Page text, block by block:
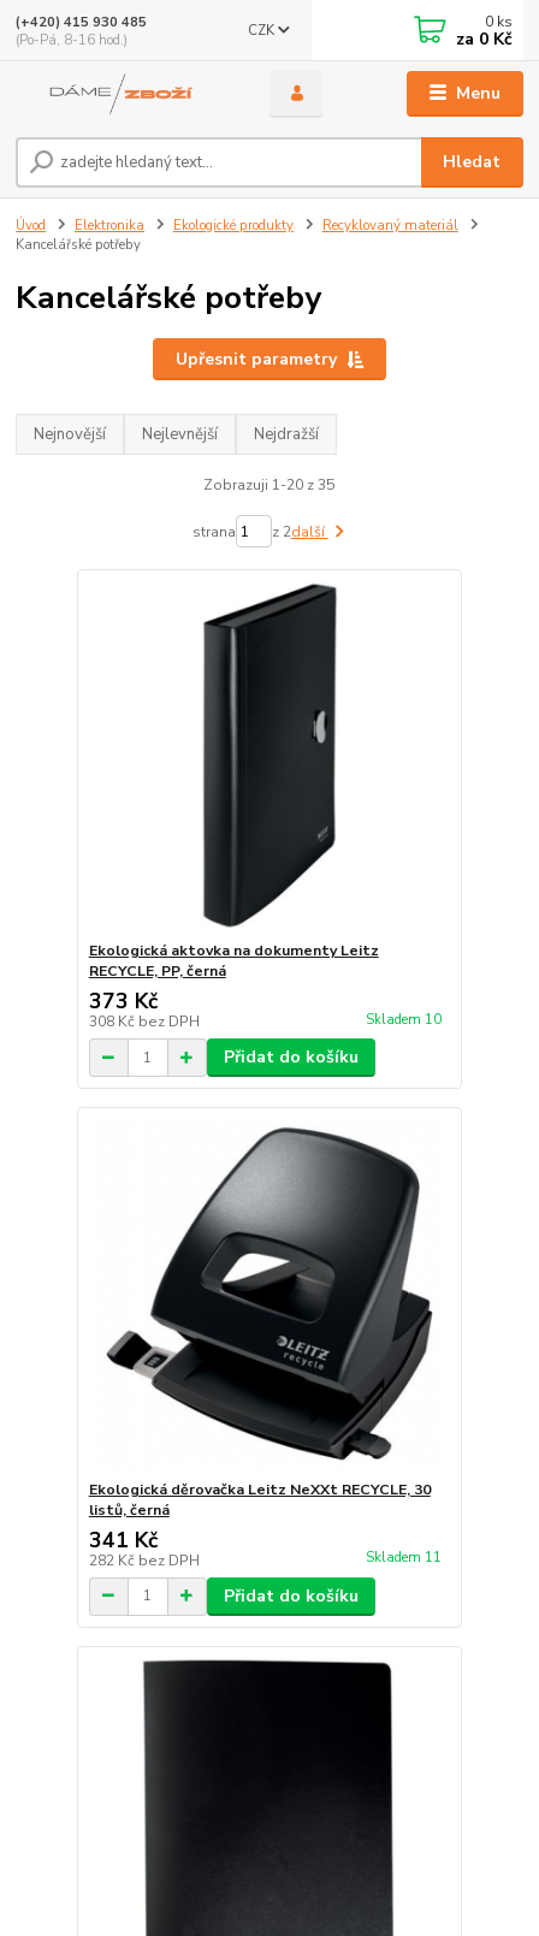
Menu
CZK
Hledat
(+420) 415 930 485
(Po-Pá, 8-16 hod.)
0 ks
za 0 Kč
Úvod Elektronika Ekologické produkty
Recyklovaný materiál
Kancelářské potřeby
Kancelářské potřeby
Upřesnit parametry
Nejnovější Nejlevnější Nejdražší
Zobrazuji 1-20 z 35
strana z 2další
Ekologická aktovka na dokumenty Leitz
RECYCLE, PP, černá
373 Kč
308 Kč bez DPH Skladem 10
Přidat do košíku
Ekologická děrovačka Leitz NeXXt RECYCLE, 30
listů, černá
341 Kč
282 Kč bez DPH Skladem 11
Přidat do košíku